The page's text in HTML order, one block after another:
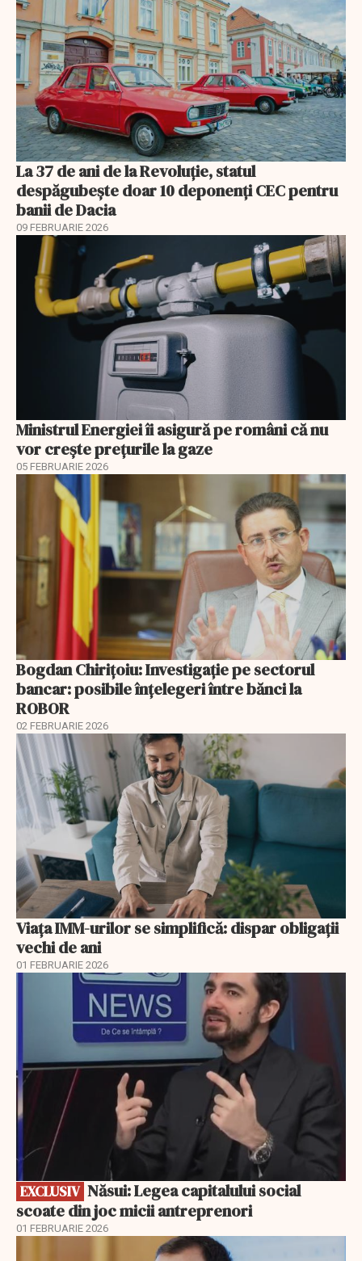
La 37 de ani de la Revoluție, statul
despăgubește doar 10 deponenți CEC pentru
banii de Dacia
09 FEBRUARIE 2026
Ministrul Energiei îi asigură pe români că nu
vor creşte preţurile la gaze
05 FEBRUARIE 2026
Bogdan Chirițoiu: Investigație pe sectorul
bancar: posibile înțelegeri între bănci la
ROBOR
02 FEBRUARIE 2026
Viața IMM-urilor se simplifică: dispar obligații
vechi de ani
01 FEBRUARIE 2026
EXCLUSIV
EXCLUSIV
scoate din joc micii antreprenori
01 FEBRUARIE 2026